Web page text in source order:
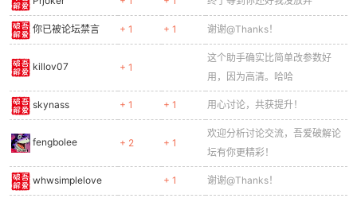
你已被论坛禁言 + 1 + 1 谢谢@Thanks！
killov07 + 1
这个助手确实比简单改参数好
用，因为高清。哈哈
skynass + 1 + 1 用心讨论，共获提升！
fengbolee + 2 + 1
欢迎分析讨论交流，吾爱破解论
坛有你更精彩！
whwsimplelove + 1 谢谢@Thanks！